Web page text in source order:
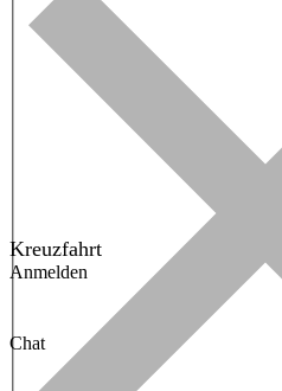
Kreuzfahrt
Anmelden
Chat